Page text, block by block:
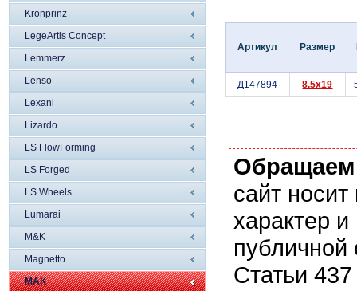
Kronprinz
LegeArtis Concept
Lemmerz
Lenso
Lexani
Lizardo
LS FlowForming
LS Forged
LS Wheels
Lumarai
M&K
Magnetto
MAK
Артикул Размер
Д147894 8.5x19
сайт
характер
Статьи